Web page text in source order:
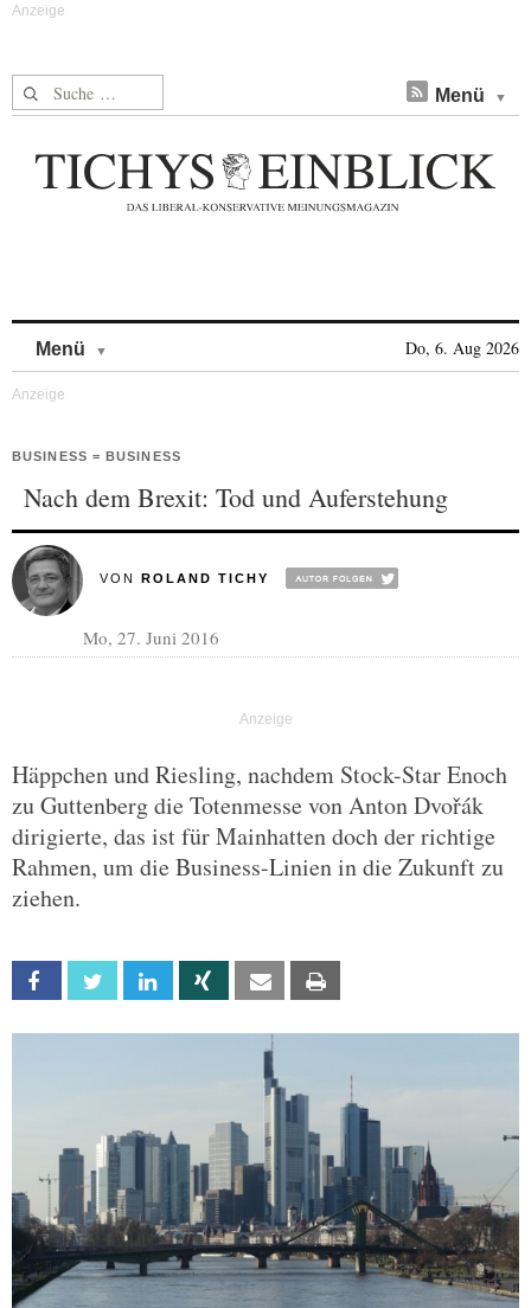
Suche nach: Menü
Menü Do, 6. Aug 2026
BUSINESS = BUSINESS
Nach dem Brexit: Tod und Auferstehung
VON ROLAND TICHY
Mo, 27. Juni 2016
Häppchen und Riesling, nachdem Stock-Star Enoch
zu Guttenberg die Totenmesse von Anton Dvořák
dirigierte, das ist für Mainhatten doch der richtige
Rahmen, um die Business-Linien in die Zukunft zu
ziehen.
Facebook Twitter Linkedin Xing Email